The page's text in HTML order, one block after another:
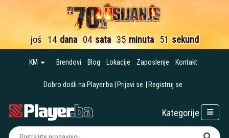
još 14 dana 04 sata 35 minuta 50 sekundi
KM Brendovi Blog Lokacije Zaposlenje Kontakt
Dobro došli na Player.ba Prijavi se Registruj se
Kategorije